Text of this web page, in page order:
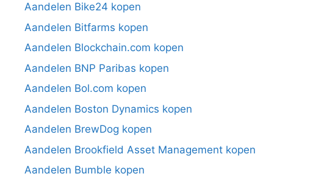
Aandelen Bike24 kopen
Aandelen Bitfarms kopen
Aandelen Blockchain.com kopen
Aandelen BNP Paribas kopen
Aandelen Bol.com kopen
Aandelen Boston Dynamics kopen
Aandelen BrewDog kopen
Aandelen Brookfield Asset Management kopen
Aandelen Bumble kopen